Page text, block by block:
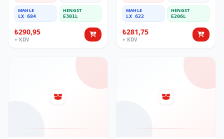
MAHLE
LX 684
HENGST
E301L
₺290,95
+ KDV
MAHLE
LX 622
HENGST
E206L
₺281,75
+ KDV